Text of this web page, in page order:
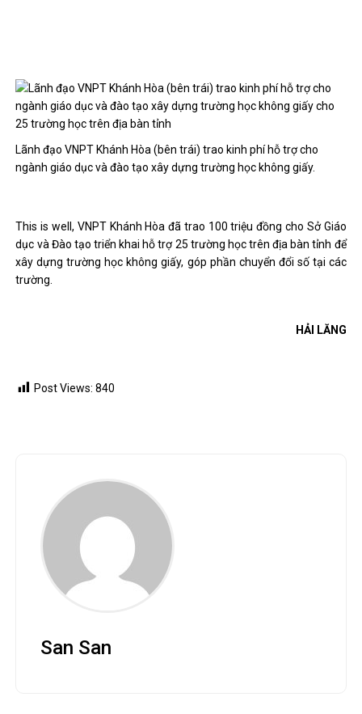
Lãnh đạo VNPT Khánh Hòa (bên trái) trao kinh phí hỗ trợ cho
ngành giáo dục và đào tạo xây dựng trường học không giấy.
This is well, VNPT Khánh Hòa đã trao 100 triệu đồng cho Sở Giáo
dục và Đào tạo triển khai hỗ trợ 25 trường học trên địa bàn tỉnh để
xây dựng trường học không giấy, góp phần chuyển đổi số tại các
trường.
HẢI LĂNG
Post Views: 840
San San